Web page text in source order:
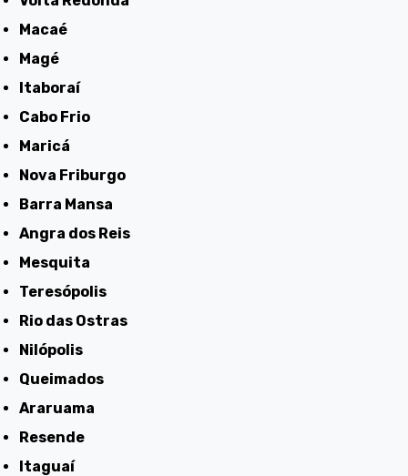
Macaé
Magé
Itaboraí
Cabo Frio
Maricá
Nova Friburgo
Barra Mansa
Angra dos Reis
Mesquita
Teresópolis
Rio das Ostras
Nilópolis
Queimados
Araruama
Resende
Itaguaí